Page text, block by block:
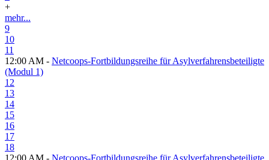
+
mehr...
9
10
11
12:00 AM - Netcoops-Fortbildungsreihe für Asylverfahrensbeteiligte
(Modul 1)
12
13
14
15
16
17
18
12:00 AM - Netcoops-Fortbildungsreihe für Asylverfahrensbeteiligte